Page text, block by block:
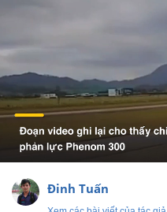
Đinh Tuấn